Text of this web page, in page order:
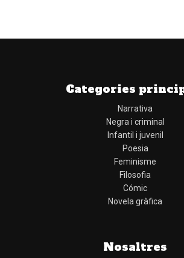
Categories
Narrativa
Negra i criminal
Infantil i juvenil
Poesia
Feminisme
Filosofia
Cómic
Novela gràfica
Nosaltres